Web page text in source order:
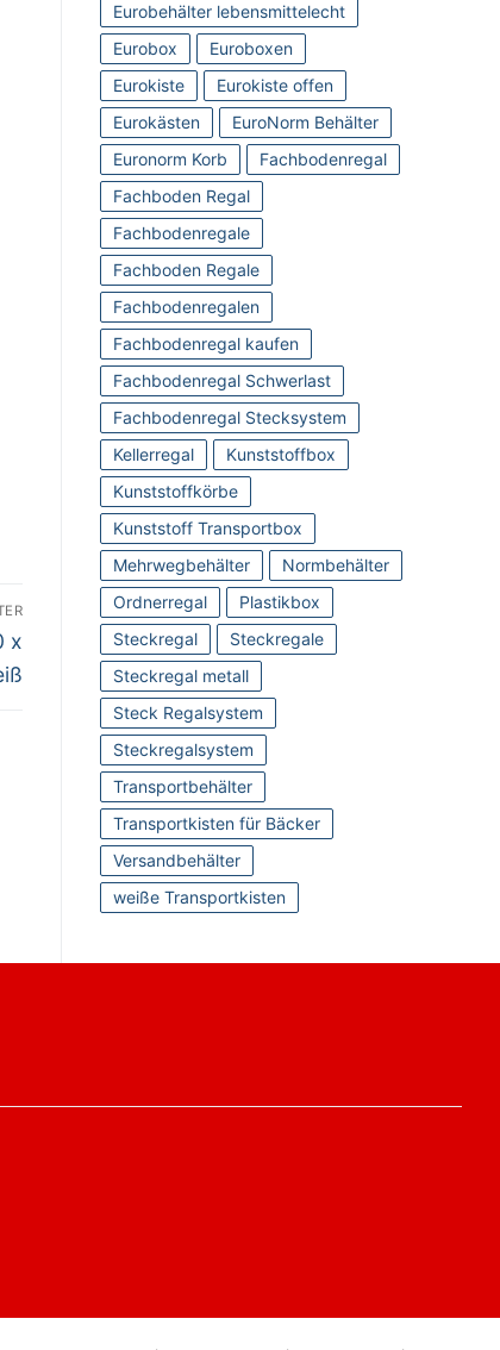
x
Eurobehälter lebensmittelecht
Eurobox
Euroboxen
Eurokiste
Eurokiste offen
Eurokästen
EuroNorm Behälter
Euronorm Korb
Fachbodenregal
Fachboden Regal
Fachbodenregale
Fachboden Regale
Fachbodenregalen
Fachbodenregal kaufen
Fachbodenregal Schwerlast
Fachbodenregal Stecksystem
Kellerregal
Kunststoffbox
Kunststoffkörbe
Kunststoff Transportbox
Mehrwegbehälter
Normbehälter
Ordnerregal
Plastikbox
Steckregal
Steckregale
Steckregal metall
Steck Regalsystem
Steckregalsystem
Transportbehälter
Transportkisten für Bäcker
Versandbehälter
weiße Transportkisten